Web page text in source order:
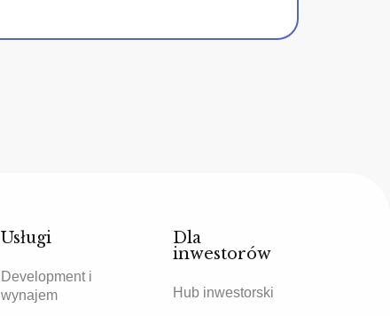
Usługi
Development i
wynajem
Dla
inwestorów
Hub inwestorski